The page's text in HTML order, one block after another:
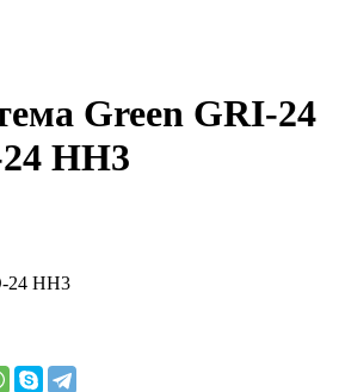
Green GRI-24
HH3
24 HH3